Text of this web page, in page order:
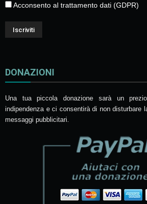
Acconsento al trattamento dati (GDPR)
DONAZIONI
Una tua piccola donazione sarà un
indipendenza e ci consentirà di non disturbare
messaggi pubblicitari.